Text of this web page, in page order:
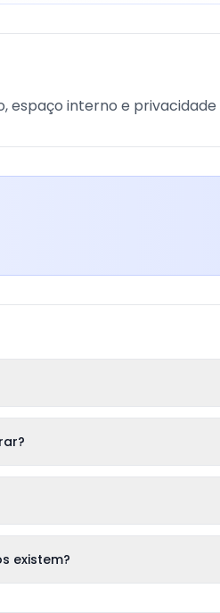
espaço interno e privacidade
existem?